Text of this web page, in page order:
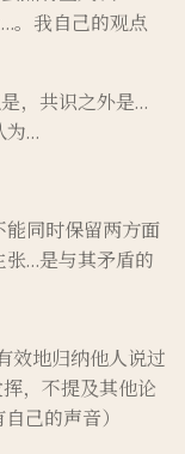
。我自己的观点
，共识之外是…
为…
同时保留两方面
张…是与其矛盾的
效地归纳他人说过
，不提及其他论
己的声音）